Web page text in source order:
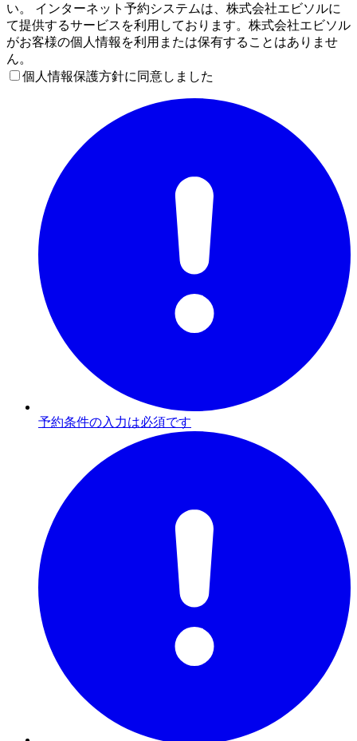
い。 インターネット予約システムは、株式会社エビソルに
て提供するサービスを利用しております。株式会社エビソル
がお客様の個人情報を利用または保有することはありませ
ん。
個人情報保護方針に同意しました
予約条件の入力は必須です